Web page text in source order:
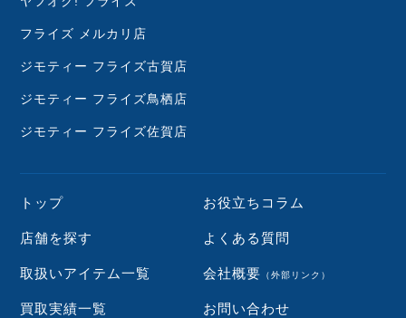
フライズ メルカリ店
ジモティー フライズ古賀店
ジモティー フライズ鳥栖店
ジモティー フライズ佐賀店
トップ
店舗を探す
取扱いアイテム一覧
買取実績一覧
お役立ちコラム
よくある質問
会社概要 （外部リンク）
お問い合わせ